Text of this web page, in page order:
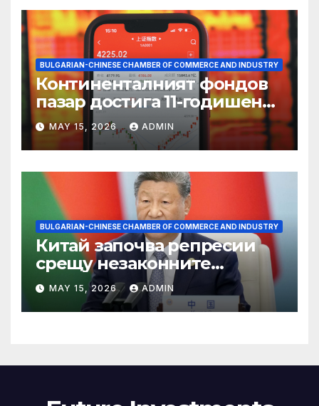
BULGARIAN-CHINESE CHAMBER OF COMMERCE AND INDUSTRY
Континенталният фондов
пазар достига 11-годишен
връх
MAY 15, 2026 ADMIN
BULGARIAN-CHINESE CHAMBER OF COMMERCE AND INDUSTRY
Китай започва репресии
срещу незаконните
практики в сектора на TCM
MAY 15, 2026 ADMIN